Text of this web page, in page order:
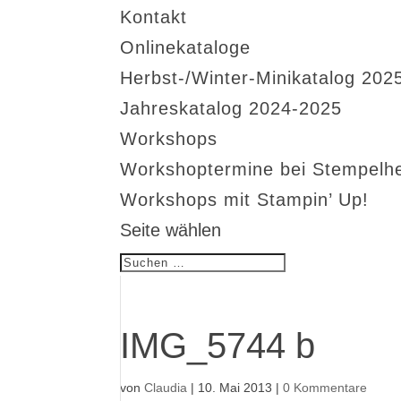
Kontakt
Onlinekataloge
Herbst-/Winter-Minikatalog
Jahreskatalog 2024-2025
Workshops
Workshoptermine bei
Workshops mit Stampin’ Up!
Seite wählen
IMG_5744 b
vonClaudia | 10. Mai 2013 |0 Kommentare